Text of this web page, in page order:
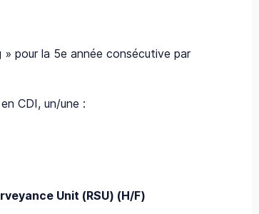
pour la 5e année consécutive par
CDI, un/une :
Unit (RSU) (H/F)